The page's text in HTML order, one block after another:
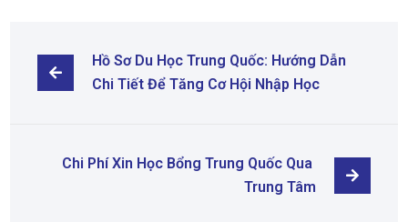
Hồ Sơ Du Học Trung Quốc: Hướng Dẫn
Chi Tiết Để Tăng Cơ Hội Nhập Học
Chi Phí Xin Học Bổng Trung Quốc Qua
Trung Tâm